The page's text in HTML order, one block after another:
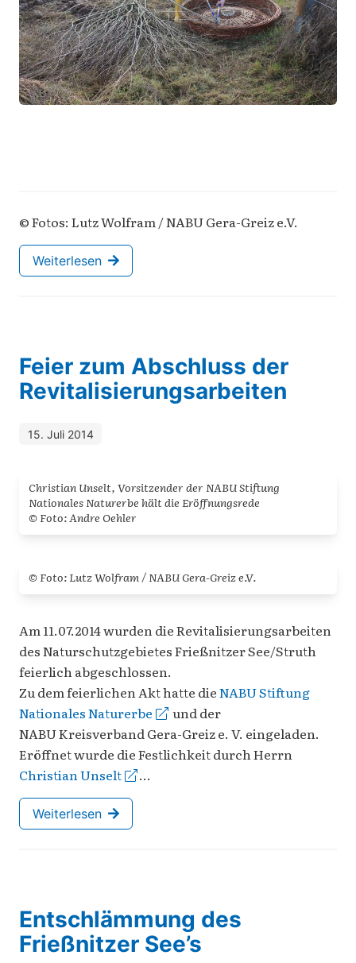
© Fotos: Lutz Wolfram / NABU Gera-Greiz e.V.
Weiterlesen
Feier zum Abschluss der
Revitalisierungsarbeiten
15. Juli 2014
Christian Unselt, Vorsitzender der NABU Stiftung
Nationales Naturerbe hält die Eröffnungsrede
© Foto: Andre Oehler
© Foto: Lutz Wolfram / NABU Gera-Greiz e.V.
Am 11.07.2014 wurden die Revitalisierungsarbeiten
des Naturschutzgebietes Frießnitzer See/Struth
feierlich abgeschlossen.
Zu dem feierlichen Akt hatte dieNABU Stiftung
Nationales Naturerbe
und der
NABU Kreisverband Gera-Greiz e. V. eingeladen.
Eröffnet wurde die Festlichkeit durch Herrn
Christian Unselt
…
Weiterlesen
Entschlämmung des
Frießnitzer See’s